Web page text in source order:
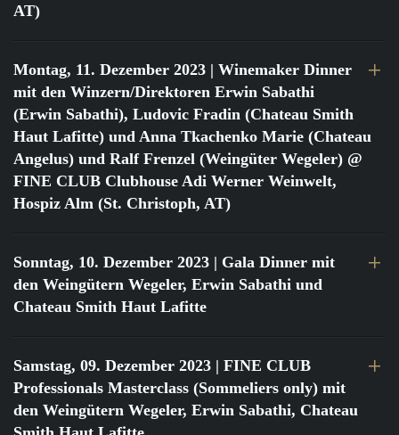
AT)
Montag, 11. Dezember 2023 | Winemaker Dinner
mit den Winzern/Direktoren Erwin Sabathi
(Erwin Sabathi), Ludovic Fradin (Chateau Smith
Haut Lafitte) und Anna Tkachenko Marie (Chateau
Angelus) und Ralf Frenzel (Weingüter Wegeler) @
FINE CLUB Clubhouse Adi Werner Weinwelt,
Hospiz Alm (St. Christoph, AT)
Sonntag, 10. Dezember 2023 | Gala Dinner mit
den Weingütern Wegeler, Erwin Sabathi und
Chateau Smith Haut Lafitte
Samstag, 09. Dezember 2023 | FINE CLUB
Professionals Masterclass (Sommeliers only) mit
den Weingütern Wegeler, Erwin Sabathi, Chateau